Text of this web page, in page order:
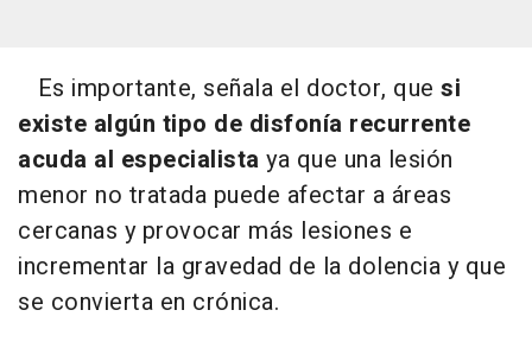
Es importante, señala el doctor, que si
existe algún tipo de disfonía recurrente
acuda al especialista ya que una lesión
menor no tratada puede afectar a áreas
cercanas y provocar más lesiones e
incrementar la gravedad de la dolencia y que
se convierta en crónica.